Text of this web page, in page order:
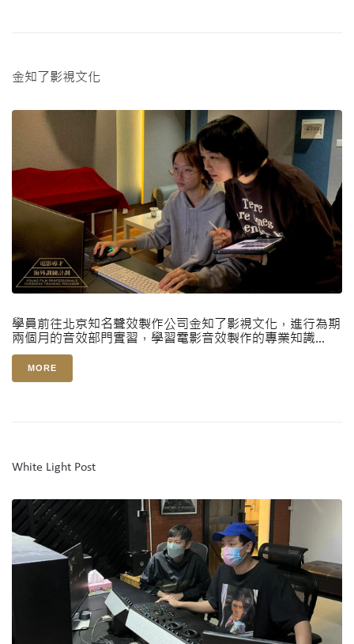
金知了影視文化
學員前往北京知名聲效製作公司金知了影視文化，進行為期
兩個月的音效部門實習，學習電影音效製作的專業知識...
MORE
White Light Post